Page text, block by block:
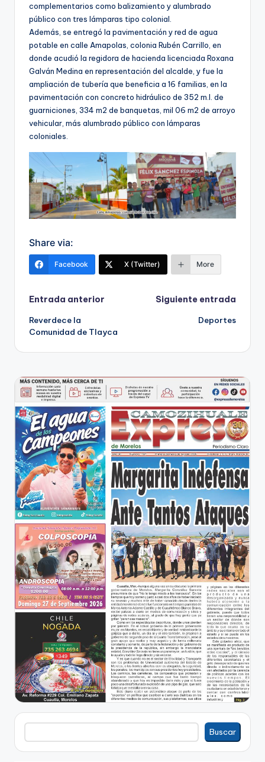
complementarios como balizamiento y alumbrado
público con tres lámparas tipo colonial.
Además, se entregó la pavimentación y red de agua
potable en calle Amapolas, colonia Rubén Carrillo, en
donde acudió la regidora de hacienda licenciada Roxana
Galván Medina en representación del alcalde, y fue la
ampliación de tubería que beneficia a 16 familias, en la
pavimentación con concreto hidráulico de 352 m.l. de
guarniciones, 334 m2 de banquetas, mil 06 m2 de arroyo
vehicular, más alumbrado público con lámparas
coloniales.
Share via:
Facebook X (Twitter) More
Navegación
de
entradas
Entrada anterior
Reverdece la
Comunidad de Tlayca
Siguiente entrada
Deportes
Buscar
Buscar